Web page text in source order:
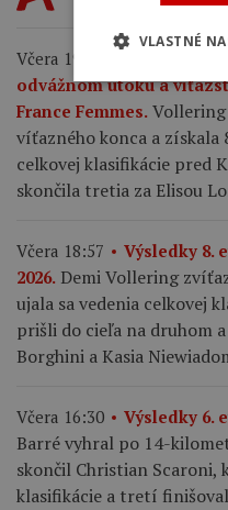
Včera 19:04
Demi
odvážnom útoku a
France Femmes.
víťazného konca a získala
celkovej klasifikácie pred
skončila tretia za Elisou
Včera 18:57
Výsledky 8.
2026. Demi Vollering
ujala sa vedenia celkovej
prišli do cieľa na druhom
Borghini a Kasia
Včera 16:30 Výsledky 6.
Barré vyhral po 14-
skončil Christian Scaroni,
klasifikácie a tretí
VLASTNÉ